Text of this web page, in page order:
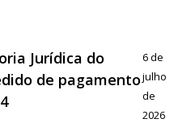
Jurídica do
de pagamento
6 de
julho
de
2026